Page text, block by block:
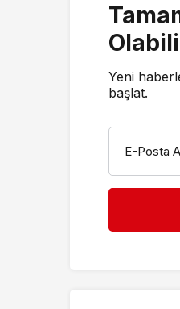
Yeni
başlat.
E-Posta